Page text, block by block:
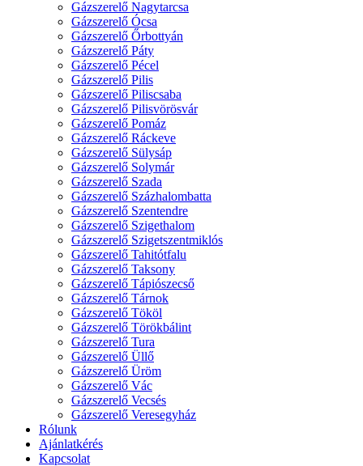
Gázszerelő Nagytarcsa
Gázszerelő Ócsa
Gázszerelő Őrbottyán
Gázszerelő Páty
Gázszerelő Pécel
Gázszerelő Pilis
Gázszerelő Piliscsaba
Gázszerelő Pilisvörösvár
Gázszerelő Pomáz
Gázszerelő Ráckeve
Gázszerelő Sülysáp
Gázszerelő Solymár
Gázszerelő Szada
Gázszerelő Százhalombatta
Gázszerelő Szentendre
Gázszerelő Szigethalom
Gázszerelő Szigetszentmiklós
Gázszerelő Tahitótfalu
Gázszerelő Taksony
Gázszerelő Tápiószecső
Gázszerelő Tárnok
Gázszerelő Tököl
Gázszerelő Törökbálint
Gázszerelő Tura
Gázszerelő Üllő
Gázszerelő Üröm
Gázszerelő Vác
Gázszerelő Vecsés
Gázszerelő Veresegyház
Rólunk
Ajánlatkérés
Kapcsolat